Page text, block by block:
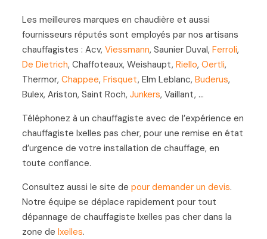
Les meilleures marques en chaudière et aussi
fournisseurs réputés sont employés par nos artisans
chauffagistes : Acv, Viessmann, Saunier Duval, Ferroli,
De Dietrich, Chaffoteaux, Weishaupt, Riello, Oertli,
Thermor, Chappee, Frisquet, Elm Leblanc, Buderus,
Bulex, Ariston, Saint Roch, Junkers, Vaillant, …
Téléphonez à un chauffagiste avec de l’expérience en
chauffagiste Ixelles pas cher, pour une remise en état
d’urgence de votre installation de chauffage, en
toute confiance.
Consultez aussi le site de pour demander un devis.
Notre équipe se déplace rapidement pour tout
dépannage de chauffagiste Ixelles pas cher dans la
zone de Ixelles.